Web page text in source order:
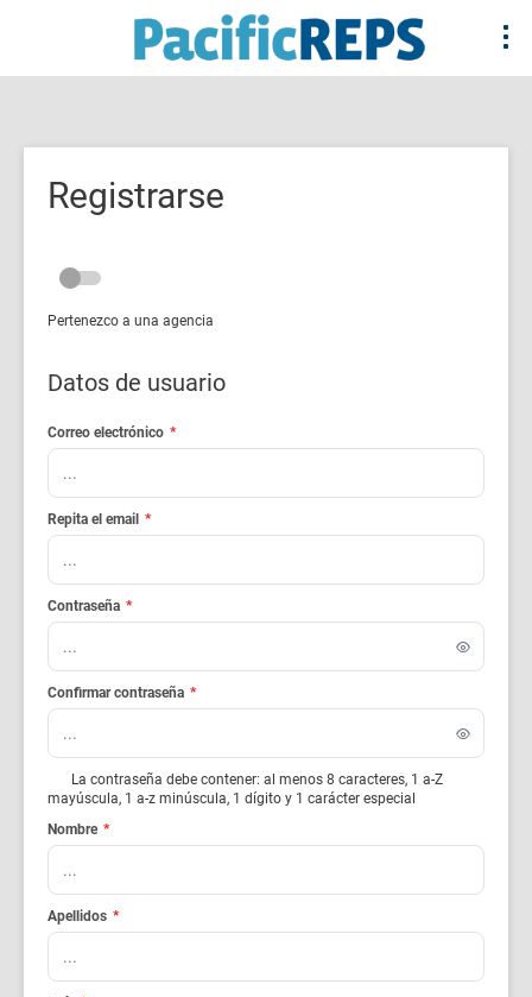
Registrarse
Pertenezco a una agencia
Datos de usuario
Correo electrónico *
Repita el email *
Contraseña *
Confirmar contraseña *
La contraseña debe contener: al menos 8 caracteres, 1 a-Z
mayúscula, 1 a-z minúscula, 1 dígito y 1 carácter especial
Nombre *
Apellidos *